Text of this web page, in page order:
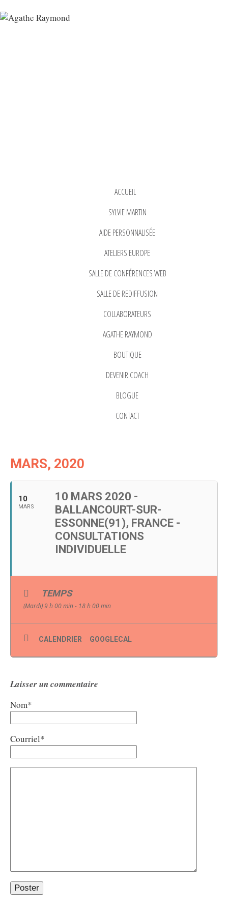
ACCUEIL
SYLVIE MARTIN
AIDE PERSONNALISÉE
ATELIERS EUROPE
SALLE DE CONFÉRENCES WEB
SALLE DE REDIFFUSION
COLLABORATEURS
AGATHE RAYMOND
BOUTIQUE
DEVENIR COACH
BLOGUE
CONTACT
MARS, 2020
10
MARS
10 MARS 2020 -
BALLANCOURT-SUR-
ESSONNE(91), FRANCE -
CONSULTATIONS
INDIVIDUELLE
TEMPS
(Mardi) 9 h 00 min - 18 h 00 min
CALENDRIER GOOGLECAL
Laisser un commentaire
Nom*
Courriel*